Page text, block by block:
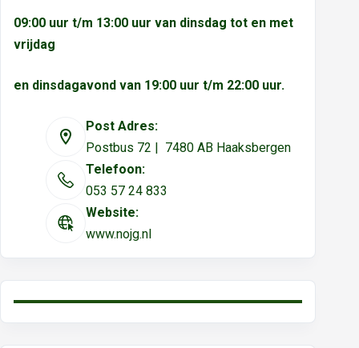
09:00 uur t/m 13:00 uur van dinsdag tot en met
vrijdag
en dinsdagavond van 19:00 uur t/m 22:00 uur.
Post Adres:
Postbus 72 | 7480 AB Haaksbergen
Telefoon:
053 57 24 833
Website:
www.nojg.nl